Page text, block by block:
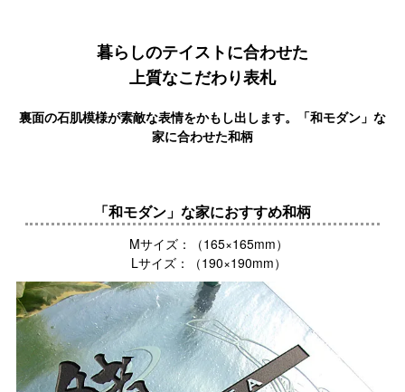
暮らしのテイストに合わせた
上質なこだわり表札
裏面の石肌模様が素敵な表情をかもし出します。「和モダン」な
家に合わせた和柄
「和モダン」な家におすすめ和柄
Mサイズ：（165×165mm）
Lサイズ：（190×190mm）